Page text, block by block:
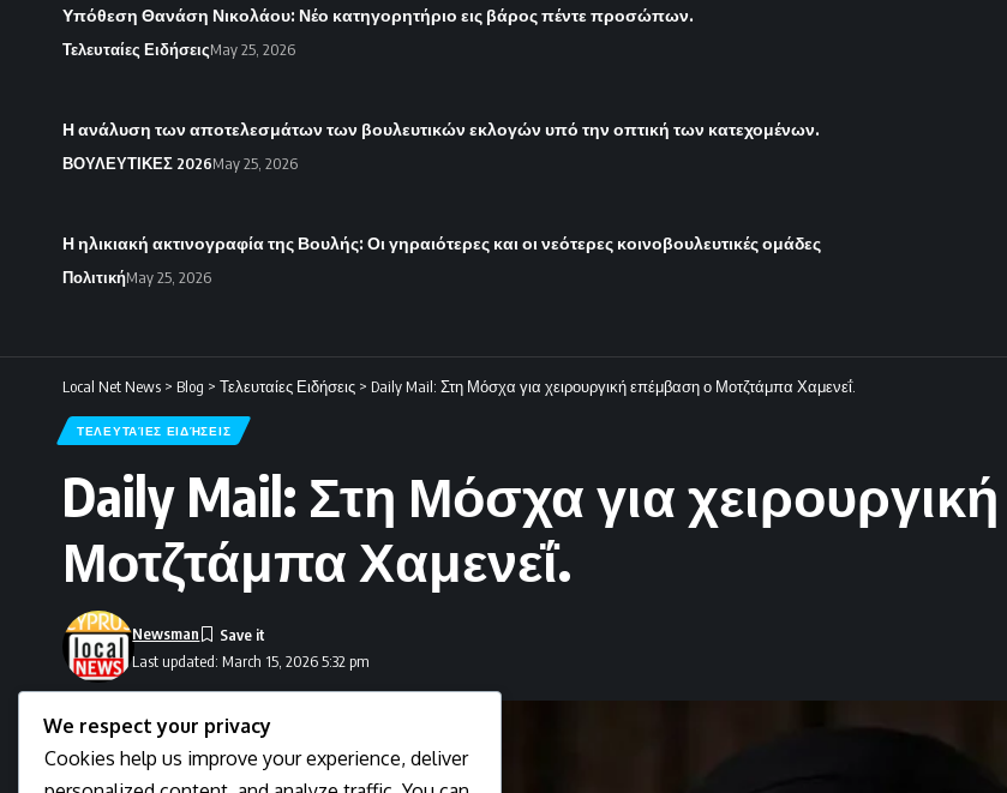
Υπόθεση Θανάση Νικολάου: Νέο κατηγορητήριο εις βάρος πέντε προσώπων.
Τελευταίες ΕιδήσειςMay 25, 2026
Η ανάλυση των αποτελεσμάτων των βουλευτικών εκλογών υπό την οπτική των κατεχομένων.
ΒΟΥΛΕΥΤΙΚΕΣ 2026May 25, 2026
Η ηλικιακή ακτινογραφία της Βουλής: Οι γηραιότερες και οι νεότερες κοινοβουλευτικές ομάδες
ΠολιτικήMay 25, 2026
Local Net News > Blog > Τελευταίες Ειδήσεις > Daily Mail: Στη Μόσχα για χειρουργική επέμβαση ο Μοτζτάμπα Χαμενεΐ.
ΤΕΛΕΥΤΑΊΕΣ ΕΙΔΉΣΕΙΣ
Daily Mail: Στη Μόσχα για
Μοτζτάμπα Χαμενεΐ.
Last updated: March 15, 2026 5:32 pm
Newsman
We respect your privacy
Cookies help us improve your experience, deliver